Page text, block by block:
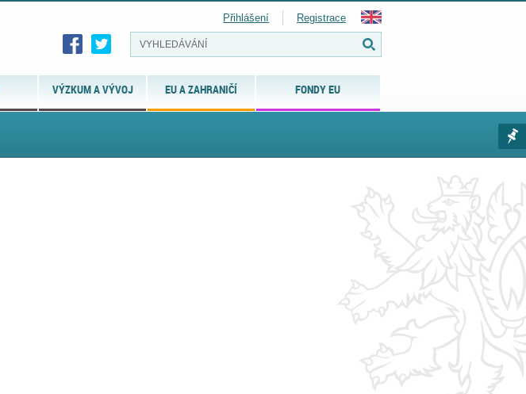
VÝZKUM A VÝVOJ EU A ZAHRANIČÍ FONDY EU
Přihlášení Registrace